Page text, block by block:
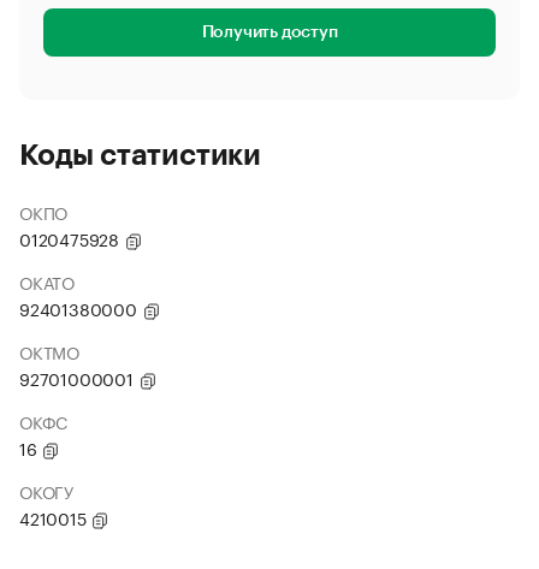
Получить доступ
Коды статистики
ОКПО
0120475928
ОКАТО
92401380000
ОКТМО
92701000001
ОКФС
16
ОКОГУ
4210015